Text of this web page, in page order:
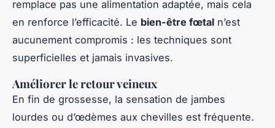
remplace pas une alimentation adaptée, mais cela
en renforce l’efficacité. Le bien-être fœtal n’est
aucunement compromis : les techniques sont
superficielles et jamais invasives.
Améliorer le retour veineux
En fin de grossesse, la sensation de jambes
lourdes ou d’œdèmes aux chevilles est fréquente.